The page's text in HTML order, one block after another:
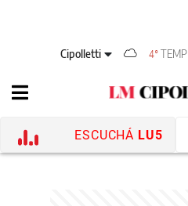
Cipolletti 4° TEMP
ESCUCHÁ LU5